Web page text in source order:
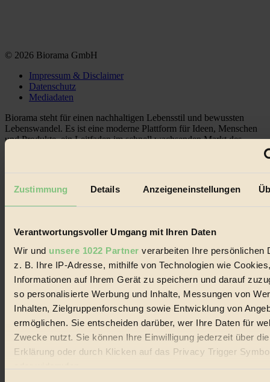
Zustimmung Details Anzeigeneinstellungen
Verantwortungsvoller Umgang mit Ihren Daten
Wir und unsere 1022 Partner verarbeiten Ihre persönlichen
z. B. Ihre IP-Adresse, mithilfe von Technologien wie
Informationen auf Ihrem Gerät zu speichern und darauf
so personalisierte Werbung und Inhalte, Messungen von
Inhalten, Zielgruppenforschung sowie Entwicklung von
ermöglichen. Sie entscheiden darüber, wer Ihre Daten für
Zwecke nutzt. Sie können Ihre Einwilligung jederzeit über
Erklärung oder durch Klicken auf das Privacy Trigger
© 2026 Biorama GmbH
Impressum & Disclaimer
Datenschutz
Mediadaten
Biorama steht für einen nachhaltigen Lebensstil und bewussten
Lebenswandel. Es ist eine moderne Plattform für Ideen, Menschen
und Produkte, ein Leitfaden im schnell wachsenden Markt des
22.601 Fans auf Facebook
Nachhaltigkeit
Vegan